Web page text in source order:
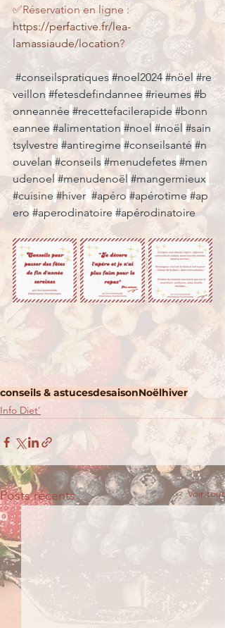
✅Réservation en ligne :
https://perfactive.fr/lea-
lamassiaude/location?
#conseilspratiques #noel2024 #nöel #re
veillon #fetesdefindannee #rieumes #b
onneannée #recettefacilerapide #bonn
eannee #alimentation #noel #noël #sain
tsylvestre #antiregime #conseilsanté #n
ouvelan #conseils #menudefetes #men
udenoel #menudenoël #mangermieux
#cuisine #hiver #apéro #apérotime #ap
ero #aperodinatoire #apérodinatoire
conseils & astucesdesaisonNoëlhiver
Info Diet'
Posts récents Voir tout